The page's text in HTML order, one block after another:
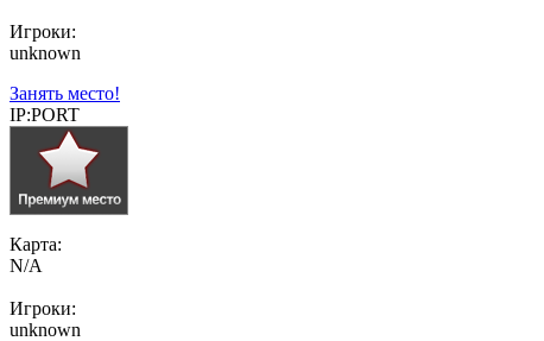
Игроки:
unknown
Занять место!
IP:PORT
Карта:
N/A
Игроки:
unknown